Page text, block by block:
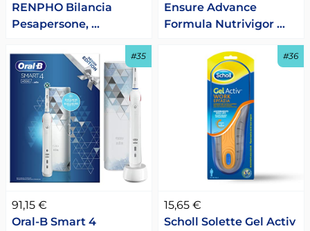
RENPHO Bilancia
Pesapersone, …
Ensure Advance
Formula Nutrivigor …
#35
91,15 €
Oral-B Smart 4
#36
15,65 €
Scholl Solette Gel Activ